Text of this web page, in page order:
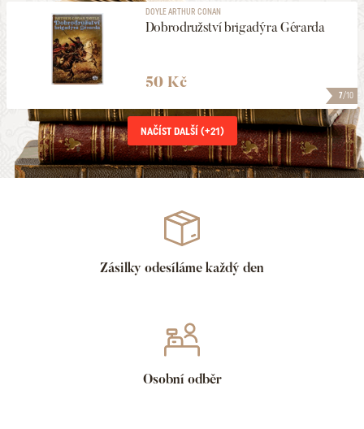
7/10
DOYLE ARTHUR CONAN
Dobrodružství brigadýra Gérarda
50 Kč
NAČÍST DALŠÍ (+21)
Zásilky odesíláme každý den
Osobní odběr